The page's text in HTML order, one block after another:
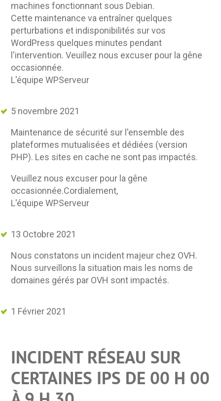
machines fonctionnant sous Debian.
Cette maintenance va entraîner quelques
perturbations et indisponibilités sur vos
WordPress quelques minutes pendant
l'intervention. Veuillez nous excuser pour la gêne
occasionnée.
L'équipe WPServeur
5 novembre 2021
Maintenance de sécurité sur l'ensemble des
plateformes mutualisées et dédiées (version
PHP). Les sites en cache ne sont pas impactés.
Veuillez nous excuser pour la gêne
occasionnée.Cordialement,
L'équipe WPServeur
13 Octobre 2021
Nous constatons un incident majeur chez OVH.
Nous surveillons la situation mais les noms de
domaines gérés par OVH sont impactés.
1 Février 2021
INCIDENT RÉSEAU SUR
CERTAINES IPS DE 00 H 00